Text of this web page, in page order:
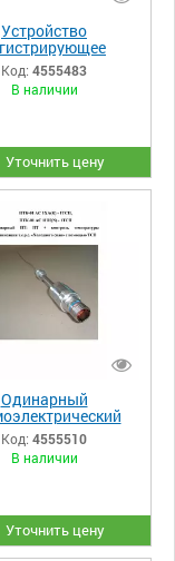
Устройство
цифровое
РПЦ-02/1М АС
Код: 4555483
В наличии
Уточнить цену
Одинарный
с
температуры
компенсации
Код: 4555510
В наличии
Уточнить цену